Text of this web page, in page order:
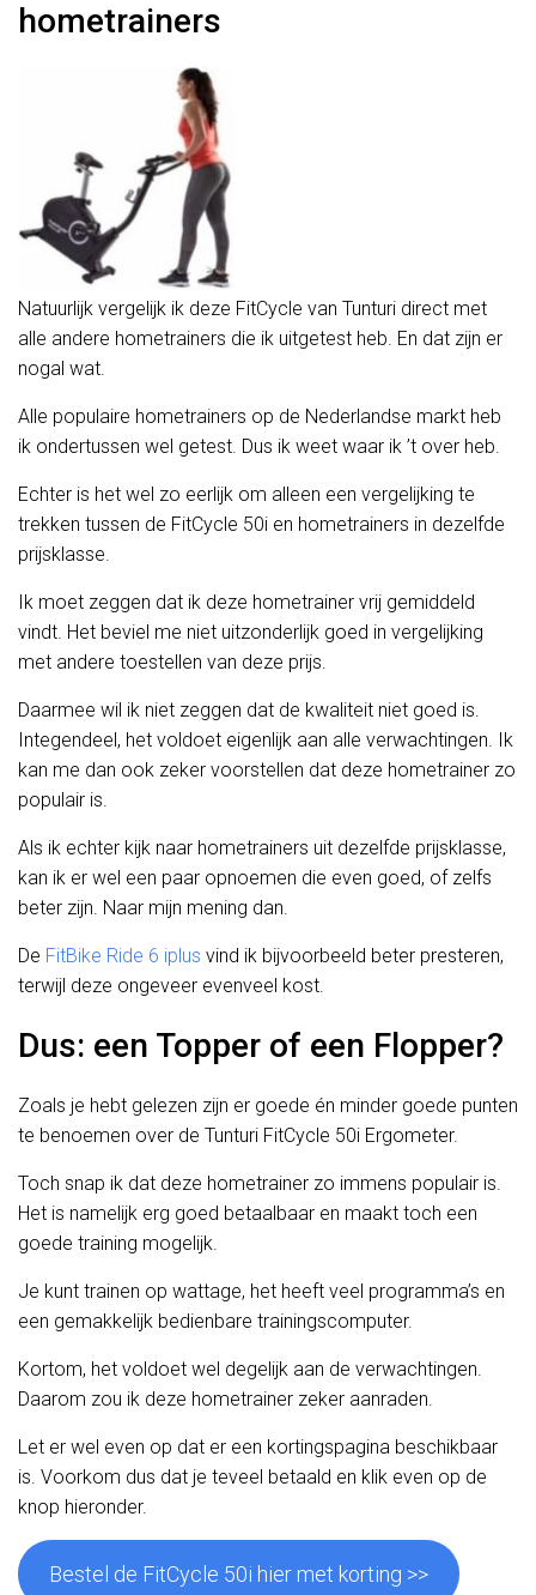
hometrainers
Natuurlijk vergelijk ik deze FitCycle van Tunturi direct met
alle andere hometrainers die ik uitgetest heb. En dat zijn er
nogal wat.
Alle populaire hometrainers op de Nederlandse markt heb
ik ondertussen wel getest. Dus ik weet waar ik ’t over heb.
Echter is het wel zo eerlijk om alleen een vergelijking te
trekken tussen de FitCycle 50i en hometrainers in dezelfde
prijsklasse.
Ik moet zeggen dat ik deze hometrainer vrij gemiddeld
vindt. Het beviel me niet uitzonderlijk goed in vergelijking
met andere toestellen van deze prijs.
Daarmee wil ik niet zeggen dat de kwaliteit niet goed is.
Integendeel, het voldoet eigenlijk aan alle verwachtingen. Ik
kan me dan ook zeker voorstellen dat deze hometrainer zo
populair is.
Als ik echter kijk naar hometrainers uit dezelfde prijsklasse,
kan ik er wel een paar opnoemen die even goed, of zelfs
beter zijn. Naar mijn mening dan.
De FitBike Ride 6 iplus vind ik bijvoorbeeld beter presteren,
terwijl deze ongeveer evenveel kost.
Dus: een Topper of een Flopper?
Zoals je hebt gelezen zijn er goede én minder goede punten
te benoemen over de Tunturi FitCycle 50i Ergometer.
Toch snap ik dat deze hometrainer zo immens populair is.
Het is namelijk erg goed betaalbaar en maakt toch een
goede training mogelijk.
Je kunt trainen op wattage, het heeft veel programma’s en
een gemakkelijk bedienbare trainingscomputer.
Kortom, het voldoet wel degelijk aan de verwachtingen.
Daarom zou ik deze hometrainer zeker aanraden.
Let er wel even op dat er een kortingspagina beschikbaar
is. Voorkom dus dat je teveel betaald en klik even op de
knop hieronder.
Bestel de FitCycle 50i hier met korting >>